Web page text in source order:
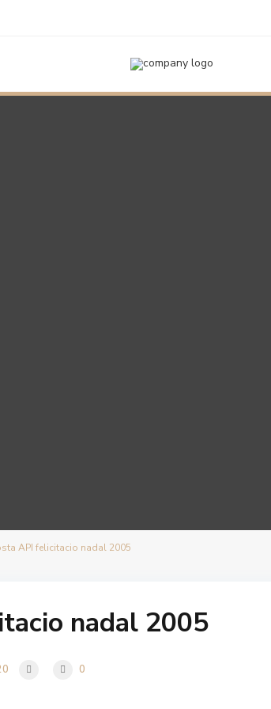
API felicitacio nadal 2005
nadal 2005
0